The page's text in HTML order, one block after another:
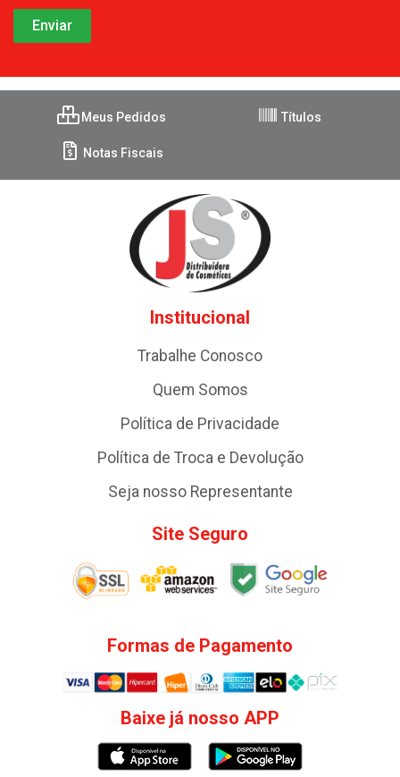
Meus Pedidos Títulos
Notas Fiscais
Institucional
Trabalhe Conosco
Quem Somos
Política de Privacidade
Política de Troca e Devolução
Seja nosso Representante
Site Seguro
Formas de Pagamento
Baixe já nosso APP